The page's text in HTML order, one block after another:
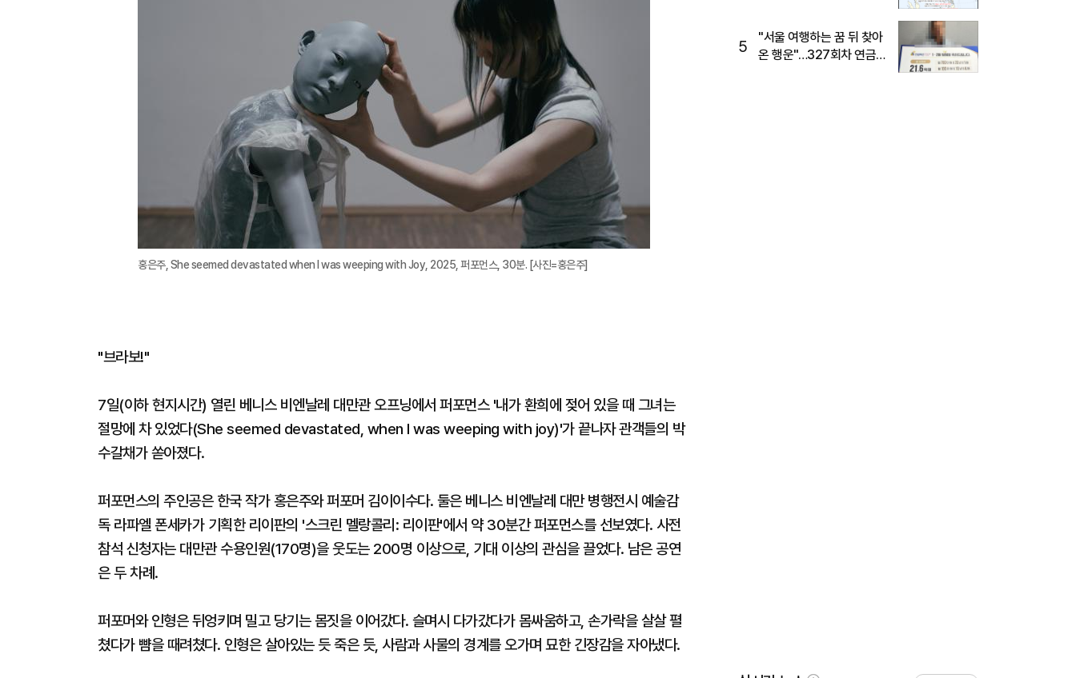
홍은주, She seemed devastated when I was weeping with Joy, 2025, 퍼포먼스, 30분. [사진=홍은주]
"브라보!"
7일(이하 현지시간) 열린 베니스 비엔날레 대만관 오프닝에서 퍼포먼스 '내가 환희에 젖어 있을 때 그녀는
절망에 차 있었다(She seemed devastated, when I was weeping with joy)'가 끝나자 관객들의 박
수갈채가 쏟아졌다.
퍼포먼스의 주인공은 한국 작가 홍은주와 퍼포머 김이이수다. 둘은 베니스 비엔날레 대만 병행전시 예술감
독 라파엘 폰세카가 기획한 리이판의 '스크린 멜랑콜리: 리이판'에서 약 30분간 퍼포먼스를 선보였다. 사전
참석 신청자는 대만관 수용인원(170명)을 웃도는 200명 이상으로, 기대 이상의 관심을 끌었다. 남은 공연
은 두 차례.
퍼포머와 인형은 뒤엉키며 밀고 당기는 몸짓을 이어갔다. 슬며시 다가갔다가 몸싸움하고, 손가락을 살살 펼
쳤다가 뺨을 때려쳤다. 인형은 살아있는 듯 죽은 듯, 사람과 사물의 경계를 오가며 묘한 긴장감을 자아냈다.
5
"서울 여행하는 꿈 뒤 찾아
온 행운"…327회차 연금